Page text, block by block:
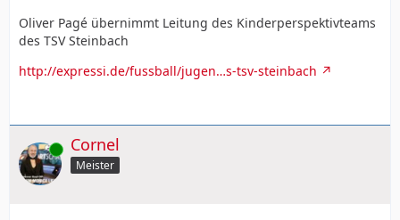
Oliver Pagé übernimmt Leitung des Kinderperspektivteams
des TSV Steinbach
http://expressi.de/fussball/jugen…s-tsv-steinbach
Online Cornel
Meister